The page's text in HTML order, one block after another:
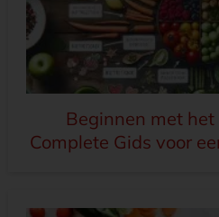
Beginnen met het
Complete Gids voor